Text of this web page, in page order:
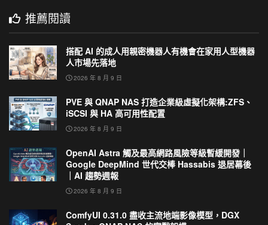
推薦閱讀
搭配 AI 的成人用親密機器人有機會在家用人型機器
人市場先落地
2026 年 8 月 9 日
PVE 與 QNAP NAS 打造企業級虛擬化架構:ZFS、
iSCSI 與 HA 高可用性配置
2026 年 8 月 9 日
OpenAI Astra 觸及最高網路風險等級暫緩開發｜
Google DeepMind 世代交棒 Hassabis 退居幕後
｜AI 趨勢週報
2026 年 8 月 9 日
ComfyUI 0.31.0 盡收主流地端影像模型，DGX